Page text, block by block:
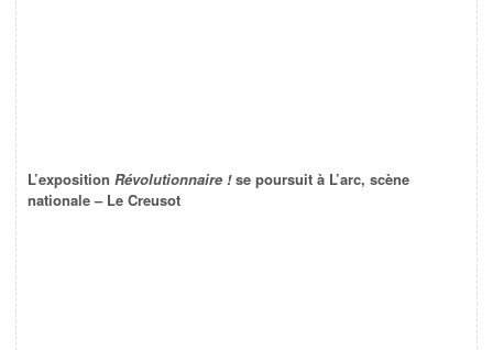
L’exposition Révolutionnaire !se poursuit à L’arc, scène
nationale – Le Creusot